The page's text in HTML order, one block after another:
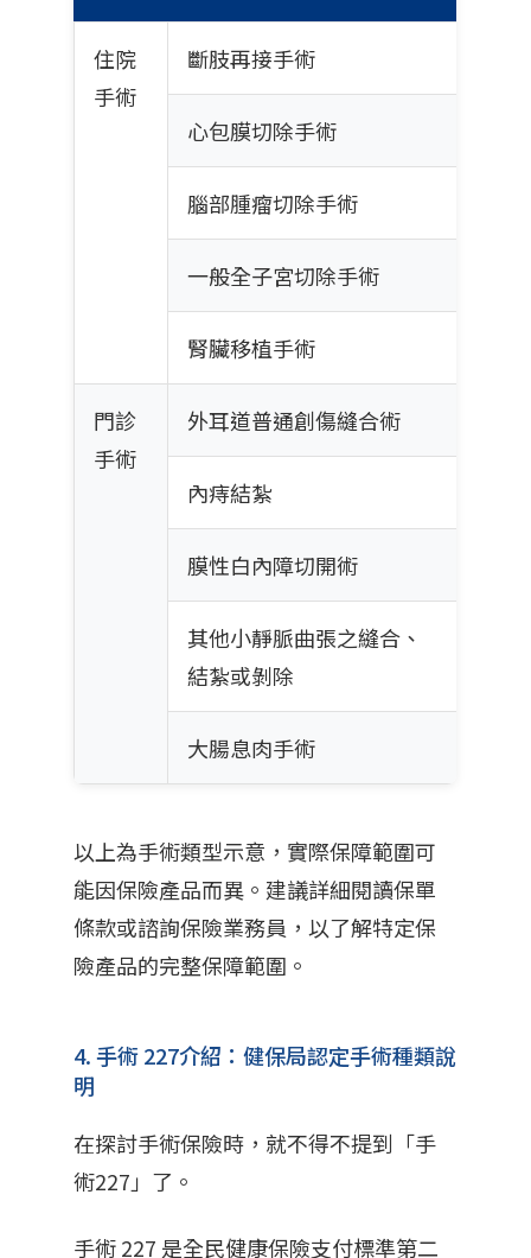
住院
手術
斷肢再接手術
心包膜切除手術
腦部腫瘤切除手術
一般全子宮切除手術
腎臟移植手術
門診
手術
外耳道普通創傷縫合術
內痔結紮
膜性白內障切開術
其他小靜脈曲張之縫合、
結紮或剝除
大腸息肉手術
以上為手術類型示意，實際保障範圍可
能因保險產品而異。建議詳細閱讀保單
條款或諮詢保險業務員，以了解特定保
險產品的完整保障範圍。
4. 手術 227介紹：健保局認定手術種類說
明
在探討手術保險時，就不得不提到「手
術227」了。
手術 227 是全民健康保險支付標準第二